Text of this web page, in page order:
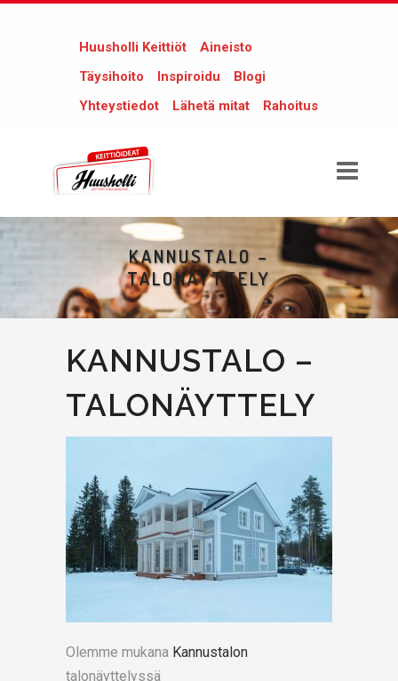
Huusholli Keittiöt
Aineisto
Täysihoito
Inspiroidu
Blogi
Yhteystiedot
Lähetä mitat Rahoitus
KANNUSTALO –
TALONÄYTTELY
KANNUSTALO –
TALONÄYTTELY
Olemme mukana Kannustalon
talonäyttelyssä